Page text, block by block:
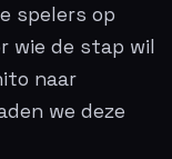
spelers op
wie de stap wil
naar
we deze